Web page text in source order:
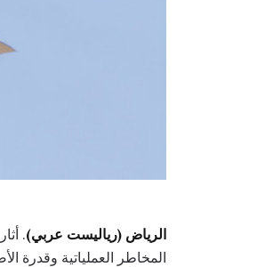
الرياض (رياليست عربي).
المخاطر العملياتية